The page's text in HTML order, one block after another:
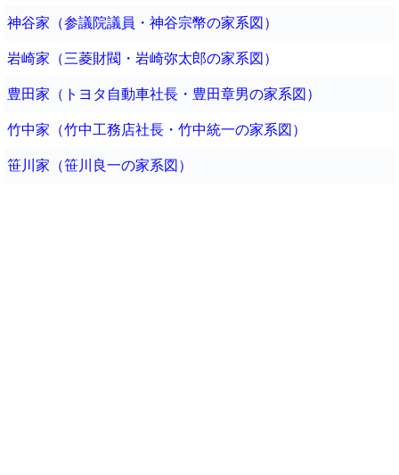
神谷家（参議院議員・神谷宗幣の家系図）
岩崎家（三菱財閥・岩崎弥太郎の家系図）
豊田家（トヨタ自動車社長・豊田章男の家系図）
竹中家（竹中工務店社長・竹中統一の家系図）
笹川家（笹川良一の家系図）